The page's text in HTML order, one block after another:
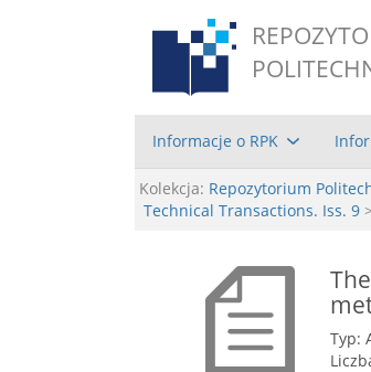
Informacje o RPK
Kolekcja: Repozytorium
Technical Transactions. Iss. 9
Typ: